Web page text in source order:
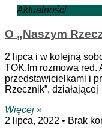
Aktualności
O „Naszym
2 lipca i w kolejną
TOK.fm rozmowa red.
przedstawicielkami i
Rzecznik”, działającej
Więcej »
2 lipca, 2022
Brak